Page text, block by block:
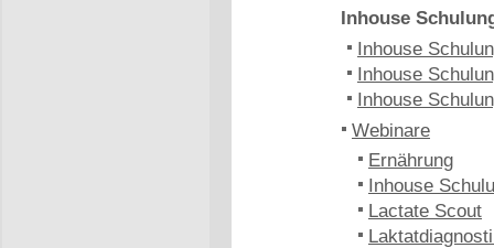
Inhouse
Inhouse
Inhouse
Inhouse
Webinare
Ernährung
Inhouse
Lactate Scout